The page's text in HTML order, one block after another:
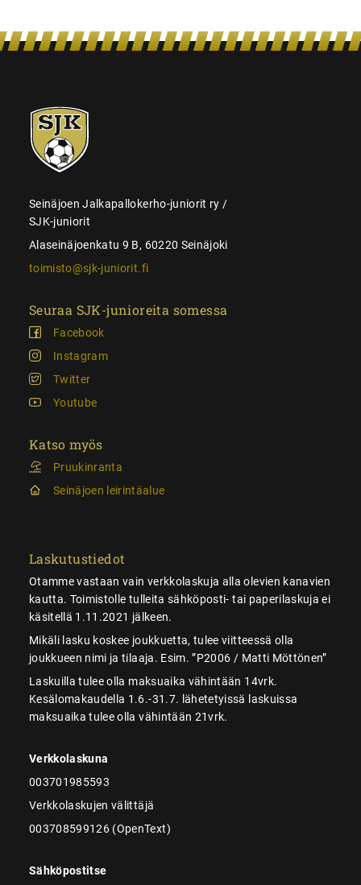
SJK-
juniorit
Seinäjoen Jalkapallokerho-juniorit ry /
SJK-juniorit
Alaseinäjoenkatu 9 B, 60220 Seinäjoki
toimisto@sjk-juniorit.fi
Seuraa SJK-junioreita somessa
Facebook
Instagram
Twitter
Youtube
Katso myös
Pruukinranta
Seinäjoen leirintäalue
Laskutustiedot
Otamme vastaan vain verkkolaskuja alla olevien kanavien
kautta. Toimistolle tulleita sähköposti- tai paperilaskuja ei
käsitellä 1.11.2021 jälkeen.
Mikäli lasku koskee joukkuetta, tulee viitteessä olla
joukkueen nimi ja tilaaja. Esim. ”P2006 / Matti Möttönen”
Laskuilla tulee olla maksuaika vähintään 14vrk.
Kesälomakaudella 1.6.-31.7. lähetetyissä laskuissa
maksuaika tulee olla vähintään 21vrk.
Verkkolaskuna
003701985593
Verkkolaskujen välittäjä
003708599126 (OpenText)
Sähköpostitse